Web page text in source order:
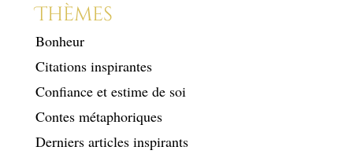
Thèmes
Bonheur
Citations inspirantes
Confiance et estime de soi
Contes métaphoriques
Derniers articles inspirants